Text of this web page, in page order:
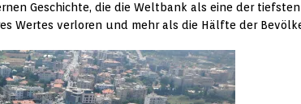
Geschichte, die die Weltbank als eine der
Wertes verloren und mehr als die Hälfte der